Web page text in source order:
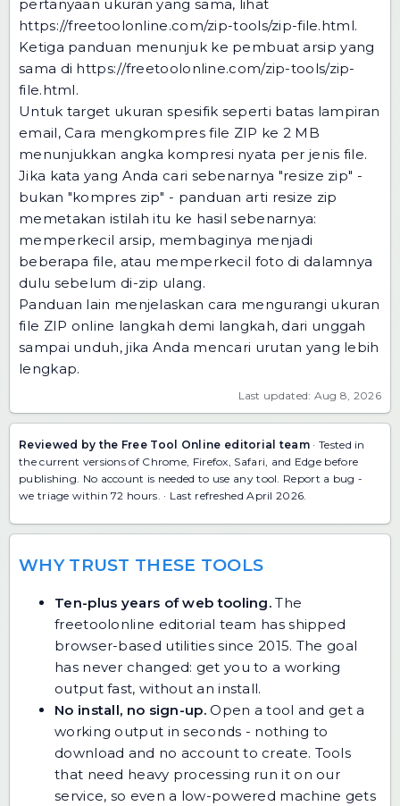
pertanyaan ukuran yang sama, lihat
https://freetoolonline.com/zip-tools/zip-file.html.
Ketiga panduan menunjuk ke pembuat arsip yang
sama di https://freetoolonline.com/zip-tools/zip-
file.html.
Untuk target ukuran spesifik seperti batas lampiran
email,Cara mengkompres file ZIP ke 2 MB
menunjukkan angka kompresi nyata per jenis file.
Jika kata yang Anda cari sebenarnya "resize zip" -
bukan "kompres zip" - panduan arti resize zip
memetakan istilah itu ke hasil sebenarnya:
memperkecil arsip, membaginya menjadi
beberapa file, atau memperkecil foto di dalamnya
dulu sebelum di-zip ulang.
Panduan lain menjelaskan cara mengurangi ukuran
file ZIP online langkah demi langkah, dari unggah
sampai unduh, jika Anda mencari urutan yang lebih
lengkap.
Last updated: Aug 8, 2026
Reviewed by the Free Tool Online editorial team · Tested in
the current versions of Chrome, Firefox, Safari, and Edge before
publishing. No account is needed to use any tool. Report a bug -
we triage within 72 hours. · Last refreshed April 2026.
WHY TRUST THESE TOOLS
Ten-plus years of web tooling. The
freetoolonline editorial team has shipped
browser-based utilities since 2015. The goal
has never changed: get you to a working
output fast, without an install.
No install, no sign-up.Open a tool and get a
working output in seconds - nothing to
download and no account to create. Tools
that need heavy processing run it on our
service, so even a low-powered machine gets